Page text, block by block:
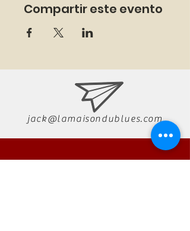
Compartir este evento
jack@lamaisondublues.com